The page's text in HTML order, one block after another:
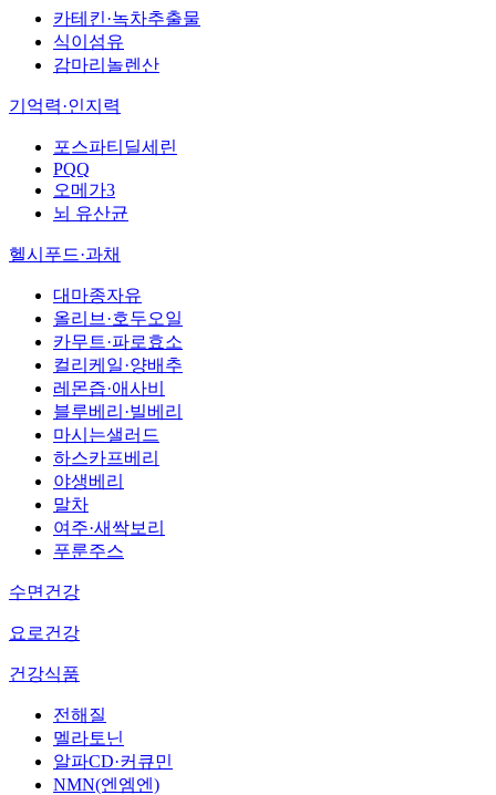
카테킨·녹차추출물
식이섬유
감마리놀렌산
기억력·인지력
포스파티딜세린
PQQ
오메가3
뇌 유산균
헬시푸드·과채
대마종자유
올리브·호두오일
카무트·파로효소
컬리케일·양배추
레몬즙·애사비
블루베리·빌베리
마시는샐러드
하스카프베리
야생베리
말차
여주·새싹보리
푸룬주스
수면건강
요로건강
건강식품
전해질
멜라토닌
알파CD·커큐민
NMN(엔엠엔)